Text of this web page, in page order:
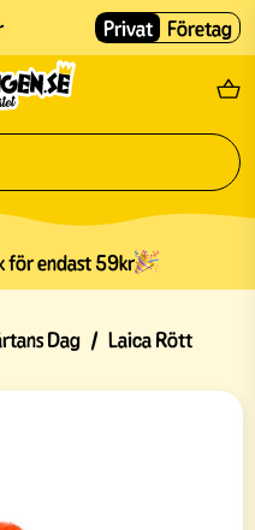
Fri
Privat Företag
för endast 59kr
Dag / Laica Rött